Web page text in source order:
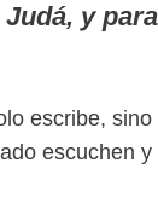
y
escribe,
escuchen